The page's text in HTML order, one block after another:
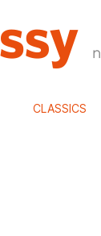
CLASSICS